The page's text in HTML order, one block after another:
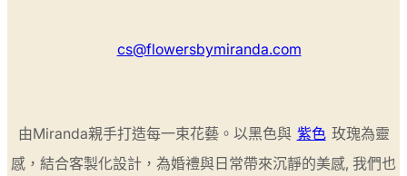
cs@flowersbymiranda.com
由Miranda親手打造每一束花藝。以黑色與 紫色 玫瑰為靈
感，結合客製化設計，為婚禮與日常帶來沉靜的美感, 我們也